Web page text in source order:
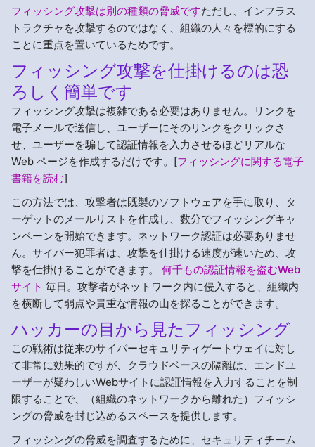
フィッシング攻撃は別の種類の脅威ですただし、インフラス
トラクチャを攻撃するのではなく、組織の人々を標的にする
ことに重点を置いているためです。
フィッシング攻撃を仕掛けるのは恐
ろしく簡単です
フィッシング攻撃は複雑である必要はありません。リンクを
電子メールで送信し、ユーザーにそのリンクをクリックさ
せ、ユーザーを騙して認証情報を入力させるほどリアルな
Web ページを作成するだけです。[フィッシングに関する電子
書籍を読む]
この方法では、攻撃者は既製のソフトウェアを手に取り、タ
ーゲットのメールリストを作成し、数分でフィッシングキャ
ンペーンを開始できます。ネットワーク認証は必要ありませ
ん。サイバー犯罪者は、攻撃を仕掛ける速度が速いため、攻
撃を仕掛けることができます。 何千もの認証情報を盗むWeb
サイト 毎日。攻撃者がネットワーク内に侵入すると、組織内
を横断して弱点や貴重な情報の山を探ることができます。
ハッカーの目から見たフィッシング
この戦術は従来のサイバーセキュリティゲートウェイに対し
て非常に効果的ですが、クラウドベースの隔離は、エンドユ
ーザーが疑わしいWebサイトに認証情報を入力することを制
限することで、（組織のネットワークから離れた）フィッシ
ングの脅威を封じ込めるスペースを提供します。
フィッシングの脅威を調査するために、セキュリティチーム